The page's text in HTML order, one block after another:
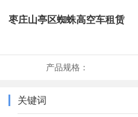
枣庄山亭区蜘蛛高空车租赁
产品规格：
关键词